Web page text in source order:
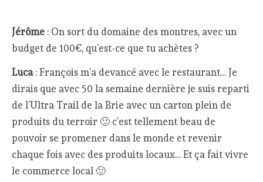
Jérôme : On sort du domaine des montres, avec un
budget de 100€, qu’est-ce que tu achètes ?
Luca : François m’a devancé avec le restaurant… Je
dirais que avec 50 la semaine dernière je suis reparti
de l’Ultra Trail de la Brie avec un carton plein de
produits du terroir 🙂 c’est tellement beau de
pouvoir se promener dans le monde et revenir
chaque fois avec des produits locaux… Et ça fait vivre
le commerce local 🙂